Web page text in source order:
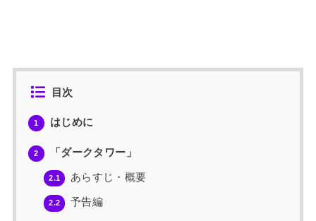
目次
1 はじめに
2 「ダークタワー」
2.1 あらすじ・概要
2.2 予告編